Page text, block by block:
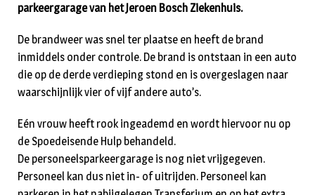
parkeergarage van het Jeroen Bosch Ziekenhuis.
De brandweer was snel ter plaatse en heeft de brand
inmiddels onder controle. De brand is ontstaan in een auto
die op de derde verdieping stond en is overgeslagen naar
waarschijnlijk vier of vijf andere auto’s.
Eén vrouw heeft rook ingeademd en wordt hiervoor nu op
de Spoedeisende Hulp behandeld.
De personeelsparkeergarage is nog niet vrijgegeven.
Personeel kan dus niet in- of uitrijden. Personeel kan